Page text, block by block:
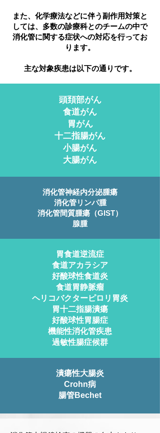
また、化学療法などに伴う副作用対策と
しては、多数の診療科とのチームの中で
消化管に関する症状への対応を行ってお
ります。
​主な対象疾患は以下の通りです。
頭頚部がん
食道がん
胃がん
十二指腸がん
小腸がん
大腸がん
消化管神経内分泌腫瘍
消化管リンパ腫
消化管間質腫瘍（GIST）
腺腫
胃食道逆流症
食道アカラシア
好酸球性食道炎
食道胃静脈瘤
ヘリコバクターピロリ胃炎
胃十二指腸潰瘍
好酸球性胃腸症
機能性消化管疾患
過敏性腸症候群
潰瘍性大腸炎
Crohn病
腸管Bechet